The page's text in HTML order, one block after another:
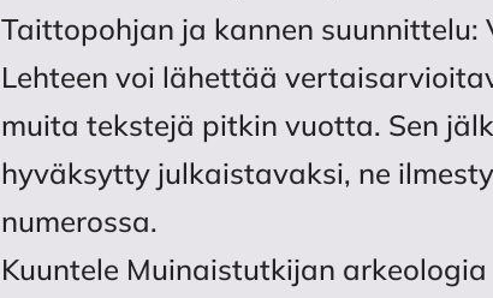
Taittopohjan ja kannen suunnittelu:
Lehteen voi lähettää
muita tekstejä pitkin vuotta. Sen
hyväksytty julkaistavaksi, ne
numerossa.
Kuuntele Muinaistutkijan